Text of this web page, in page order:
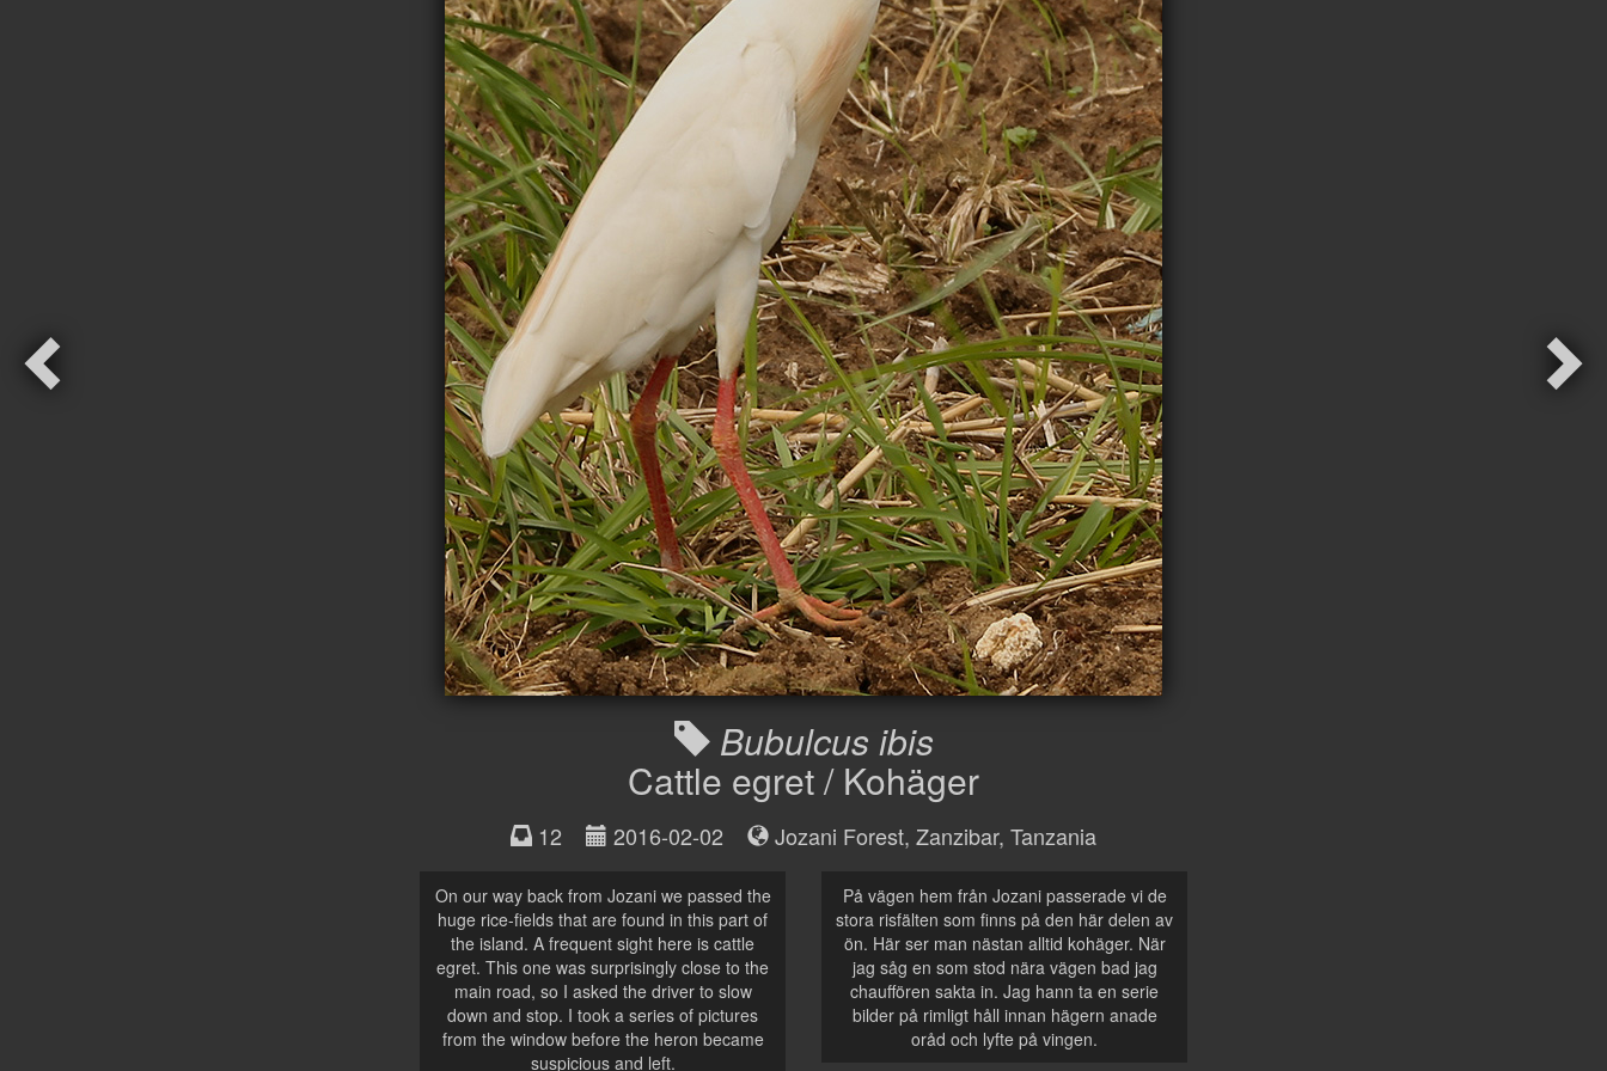
Bubulcus ibis
Cattle egret / Kohäger
12 2016-02-02 Jozani Forest, Zanzibar, Tanzania
On our way back from Jozani we passed the
huge rice-fields that are found in this part of
the island. A frequent sight here is cattle
egret. This one was surprisingly close to the
main road, so I asked the driver to slow
down and stop. I took a series of pictures
from the window before the heron became
suspicious and left.
På vägen hem från Jozani passerade vi de
stora risfälten som finns på den här delen av
ön. Här ser man nästan alltid kohäger. När
jag såg en som stod nära vägen bad jag
chauffören sakta in. Jag hann ta en serie
bilder på rimligt håll innan hägern anade
oråd och lyfte på vingen.